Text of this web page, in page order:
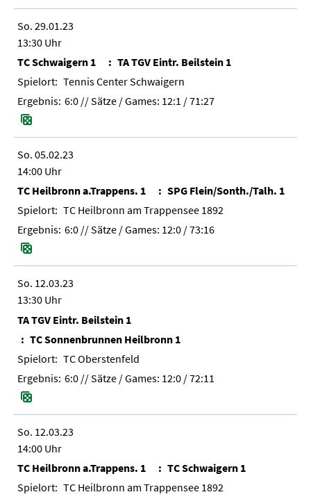
So. 29.01.23
13:30 Uhr
TC Schwaigern 1
TA TGV Eintr. Beilstein 1
Tennis Center Schwaigern
6:0 // Sätze / Games: 12:1 / 71:27
So. 05.02.23
14:00 Uhr
TC Heilbronn a.Trappens. 1
SPG Flein/Sonth./Talh. 1
TC Heilbronn am Trappensee 1892
6:0 // Sätze / Games: 12:0 / 73:16
So. 12.03.23
13:30 Uhr
TA TGV Eintr. Beilstein 1
TC Sonnenbrunnen Heilbronn 1
TC Oberstenfeld
6:0 // Sätze / Games: 12:0 / 72:11
So. 12.03.23
14:00 Uhr
TC Heilbronn a.Trappens. 1
TC Schwaigern 1
TC Heilbronn am Trappensee 1892